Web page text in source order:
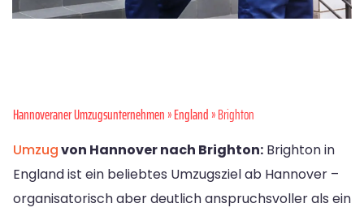
Hannoveraner Umzugsunternehmen»England» Brighton
Umzugvon Hannover nach Brighton: Brighton in
England ist ein beliebtes Umzugsziel ab Hannover –
organisatorisch aber deutlich anspruchsvoller als ein